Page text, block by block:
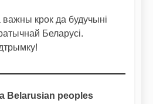
крок да будучыні
Беларусі.
Belarusian peoples